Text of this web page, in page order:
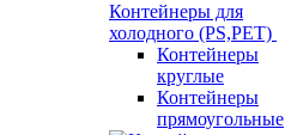
Контейнеры для
холодного (PS,PET)
Контейнеры
круглые
Контейнеры
прямоугольные